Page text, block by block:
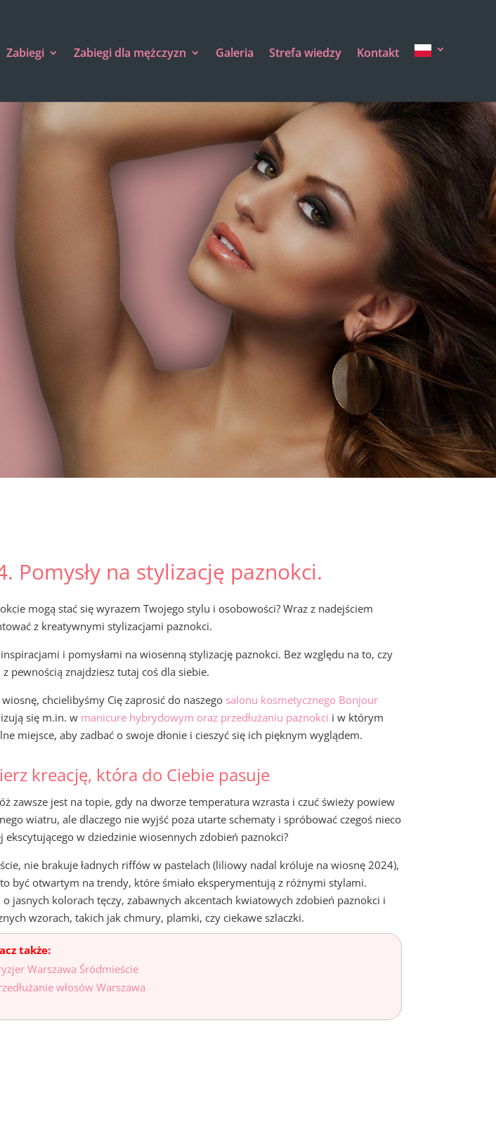
Zabiegi Zabiegi dla mężczyzn Galeria Strefa wiedzy Kontakt
Pomysły na stylizację paznokci.
mogą stać się wyrazem Twojego stylu i osobowości? Wraz z nadejściem
z kreatywnymi stylizacjami paznokci.
i pomysłami na wiosenną stylizację paznokci. Bez względu na to, czy
pewnością znajdziesz tutaj coś dla siebie.
chcielibyśmy Cię zaprosić do naszego salonu kosmetycznego Bonjour
się m.in. w manicure hybrydowym oraz przedłużaniu paznokci i w którym
miejsce, aby zadbać o swoje dłonie i cieszyć się ich pięknym wyglądem.
kreację, która do Ciebie pasuje
zawsze jest na topie, gdy na dworze temperatura wzrasta i czuć świeży powiew
wiatru, ale dlaczego nie wyjść poza utarte schematy i spróbować czegoś nieco
ekscytującego w dziedzinie wiosennych zdobień paznokci?
nie brakuje ładnych riffów w pastelach (liliowy nadal króluje na wiosnę 2024),
być otwartym na trendy, które śmiało eksperymentują z różnymi stylami.
o jasnych kolorach tęczy, zabawnych akcentach kwiatowych zdobień paznokci i
wzorach, takich jak chmury, plamki, czy ciekawe szlaczki.
także:
Warszawa Śródmieście
włosów Warszawa